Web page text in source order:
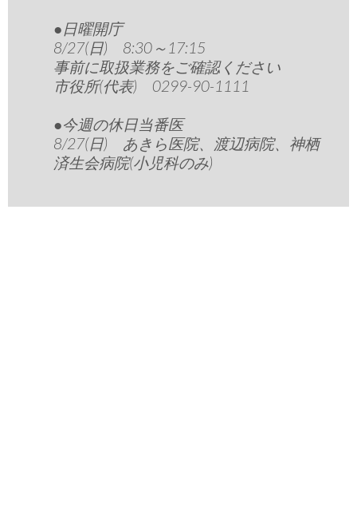
●日曜開庁
8/27(日) 8:30～17:15
事前に取扱業務をご確認ください
市役所(代表) 0299-90-1111
●今週の休日当番医
8/27(日) あきら医院、渡辺病院、神栖
済生会病院(小児科のみ)